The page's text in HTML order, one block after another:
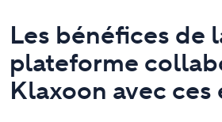
Les bénéfices de
plateforme
Klaxoon avec